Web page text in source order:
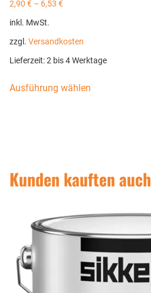
2,90 € – 6,53 €
inkl. MwSt.
zzgl. Versandkosten
Lieferzeit:2 bis 4 Werktage
Ausführung wählen
Kunden kauften auch